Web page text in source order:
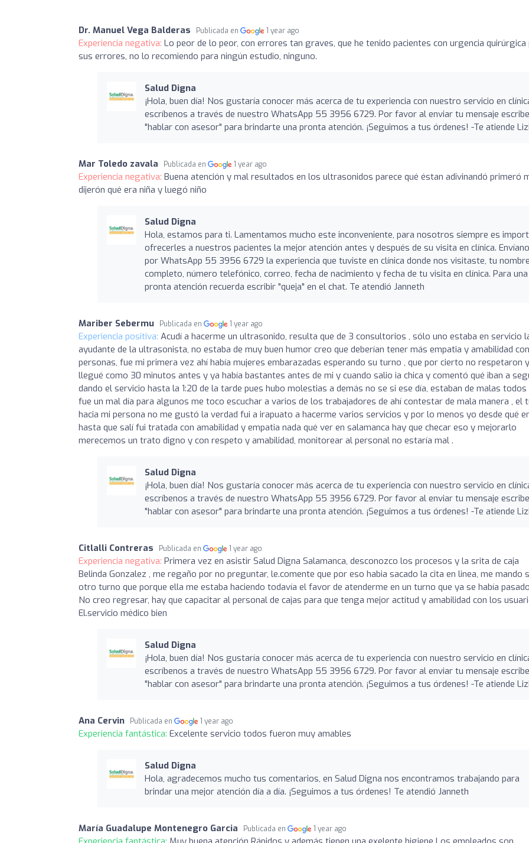
Dr. Manuel Vega Balderas Publicada en 1 year ago
Experiencia negativa: Lo peor de lo peor, con errores tan graves, que he tenido pacientes con urgencia quirúrgica
sus errores, no lo recomiendo para ningún estudio, ninguno.
Salud Digna
¡Hola, buen día! Nos gustaría conocer más acerca de tu experiencia con nuestro servicio en
escríbenos a través de nuestro WhatsApp 55 3956 6729. Por favor al enviar tu mensaje escribe
"hablar con asesor" para brindarte una pronta atención. ¡Seguimos a tus órdenes! -Te atiende
Mar Toledo zavala Publicada en 1 year ago
Experiencia negativa: Buena atención y mal resultados en los ultrasonidos parece qué éstan adivinandó primeró
dijerón qué era niña y luegó niño
Salud Digna
Hola, estamos para ti. Lamentamos mucho este inconveniente, para nosotros siempre es
ofrecerles a nuestros pacientes la mejor atención antes y después de su visita en clínica.
por WhatsApp 55 3956 6729 la experiencia que tuviste en clínica donde nos visitaste, tu
completo, número telefónico, correo, fecha de nacimiento y fecha de tu visita en clínica. Para una
pronta atención recuerda escribir "queja" en el chat. Te atendió Janneth
Mariber Sebermu Publicada en 1 year ago
Experiencia positiva: Acudí a hacerme un ultrasonido, resulta que de 3 consultorios , sólo uno estaba en servicio
ayudante de la ultrasonista, no estaba de muy buen humor creo que deberían tener más empatia y amabilidad
personas, fue mi primera vez ahí había mujeres embarazadas esperando su turno , que por cierto no respetaron
llegué como 30 minutos antes y ya había bastantes antes de mi y cuando salio ia chica y comentó qué iban a
dando el servicio hasta la 1:20 de la tarde pues hubo molestias a demás no se si ese día, estaban de malas todos
fue un mal día para algunos me toco escuchar a varios de los trabajadores de ahí contestar de mala manera , el
hacia mi persona no me gustó la verdad fui a irapuato a hacerme varios servicios y por lo menos yo desde qué
hasta que salí fui tratada con amabilidad y empatia nada qué ver en salamanca hay que checar eso y mejorarlo
merecemos un trato digno y con respeto y amabilidad, monitorear al personal no estaría mal .
Salud Digna
¡Hola, buen día! Nos gustaría conocer más acerca de tu experiencia con nuestro servicio en
escríbenos a través de nuestro WhatsApp 55 3956 6729. Por favor al enviar tu mensaje escribe
"hablar con asesor" para brindarte una pronta atención. ¡Seguimos a tus órdenes! -Te atiende
Citlalli Contreras Publicada en 1 year ago
Experiencia negativa: Primera vez en asistir Salud Digna Salamanca, desconozco los procesos y la srita de caja
Belinda Gonzalez , me regaño por no preguntar, le.comente que por eso habia sacado la cita en linea, me mando
otro turno que porque ella me estaba haciendo todavía el favor de atenderme en un turno que ya se había
No creo regresar, hay que capacitar al personal de cajas para que tenga mejor actitud y amabilidad con los
El.servicio médico bien
Salud Digna
¡Hola, buen día! Nos gustaría conocer más acerca de tu experiencia con nuestro servicio en
escríbenos a través de nuestro WhatsApp 55 3956 6729. Por favor al enviar tu mensaje escribe
"hablar con asesor" para brindarte una pronta atención. ¡Seguimos a tus órdenes! -Te atiende
Ana Cervin Publicada en 1 year ago
Experiencia fantástica: Excelente servicio todos fueron muy amables
Salud Digna
Hola, agradecemos mucho tus comentarios, en Salud Digna nos encontramos trabajando para
brindar una mejor atención día a día. ¡Seguimos a tus órdenes! Te atendió Janneth
María Guadalupe Montenegro Garcia Publicada en 1 year ago